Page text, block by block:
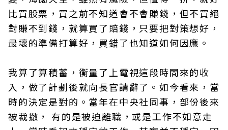
比買股票，買之前不知道會不會賺錢，但不買絕
對賺不到錢，就算買了賠錢，只要把對策想好，
最壞的準備打算好，買錯了也知道如何因應。
我算了算積蓄，衡量了上電視這段時間來的收
入，做了計劃後就向長官請辭了。如今看來，當
時的決定是對的。當年在中央社同事，部份後來
被裁撤， 有的是被迫離職，或是工作不如意走